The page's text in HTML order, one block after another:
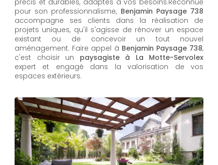
précis et durables, adaptés à vos besoins.Reconnue
pour son professionnalisme, Benjamin Paysage 738
accompagne ses clients dans la réalisation de
projets uniques, qu'il s'agisse de rénover un espace
existant ou de concevoir un tout nouvel
aménagement. Faire appel à Benjamin Paysage 738,
c'est choisir un paysagiste à La Motte-Servolex
expert et engagé dans la valorisation de vos
espaces extérieurs.